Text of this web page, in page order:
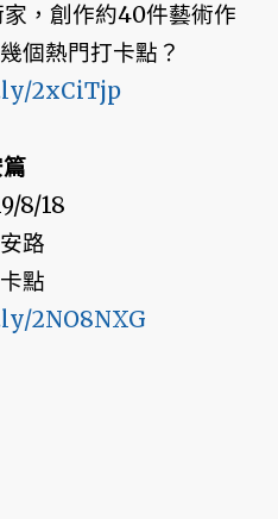
，創作約40件藝術作
個熱門打卡點？
2xCiTjp
8/18
路
點
2NO8NXG